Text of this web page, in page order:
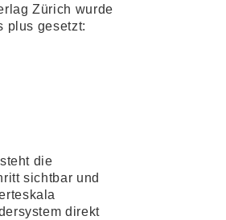
Zürich wurde
plus gesetzt:
die
sichtbar und
direkt